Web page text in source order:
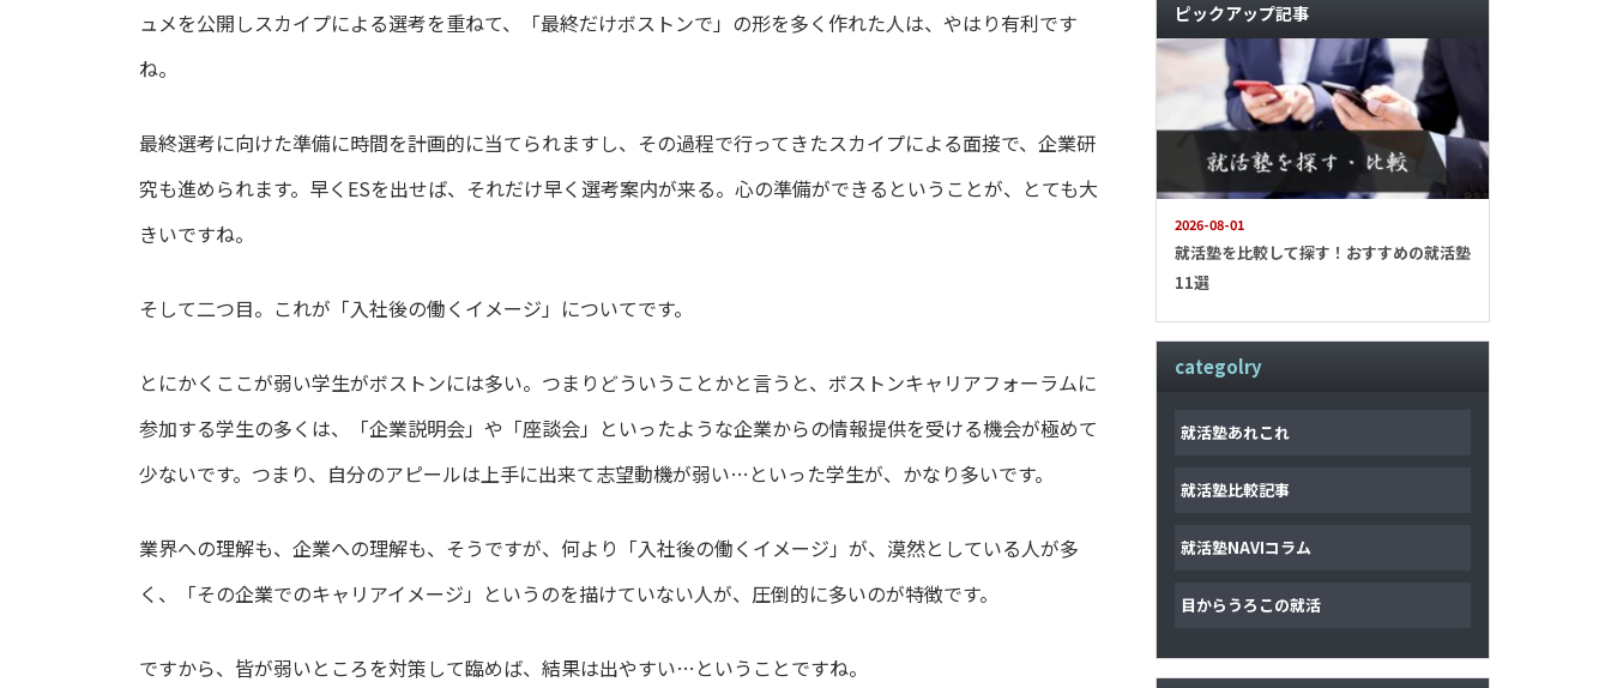
ュメを公開しスカイプによる選考を重ねて、「最終だけボストンで」の形を多く作れた人は、やはり有利です
ね。
最終選考に向けた準備に時間を計画的に当てられますし、その過程で行ってきたスカイプによる面接で、企業研
究も進められます。早くESを出せば、それだけ早く選考案内が来る。心の準備ができるということが、とても大
きいですね。
そして二つ目。これが「入社後の働くイメージ」についてです。
とにかくここが弱い学生がボストンには多い。つまりどういうことかと言うと、ボストンキャリアフォーラムに
参加する学生の多くは、「企業説明会」や「座談会」といったような企業からの情報提供を受ける機会が極めて
少ないです。つまり、自分のアピールは上手に出来て志望動機が弱い…といった学生が、かなり多いです。
業界への理解も、企業への理解も、そうですが、何より「入社後の働くイメージ」が、漠然としている人が多
く、「その企業でのキャリアイメージ」というのを描けていない人が、圧倒的に多いのが特徴です。
ですから、皆が弱いところを対策して臨めば、結果は出やすい…ということですね。
ピックアップ記事
2026-08-01
就活塾を比較して探す！おすすめの就活塾
11選
categolry
就活塾あれこれ
就活塾比較記事
就活塾NAVIコラム
目からうろこの就活